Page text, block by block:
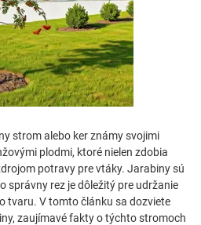
strom alebo ker známy svojimi
plodmi, ktoré nielen zdobia
potravy pre vtáky. Jarabiny sú
správny rez je dôležitý pre udržanie
tvaru. V tomto článku sa dozviete
zaujímavé fakty o týchto stromoch